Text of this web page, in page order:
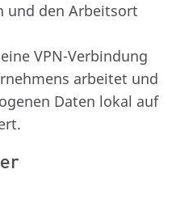
und den Arbeitsort
VPN-Verbindung
arbeitet und
Daten lokal auf